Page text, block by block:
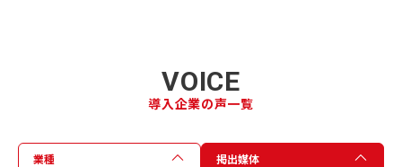
VOICE
導入企業の声一覧
業種
掲出媒体